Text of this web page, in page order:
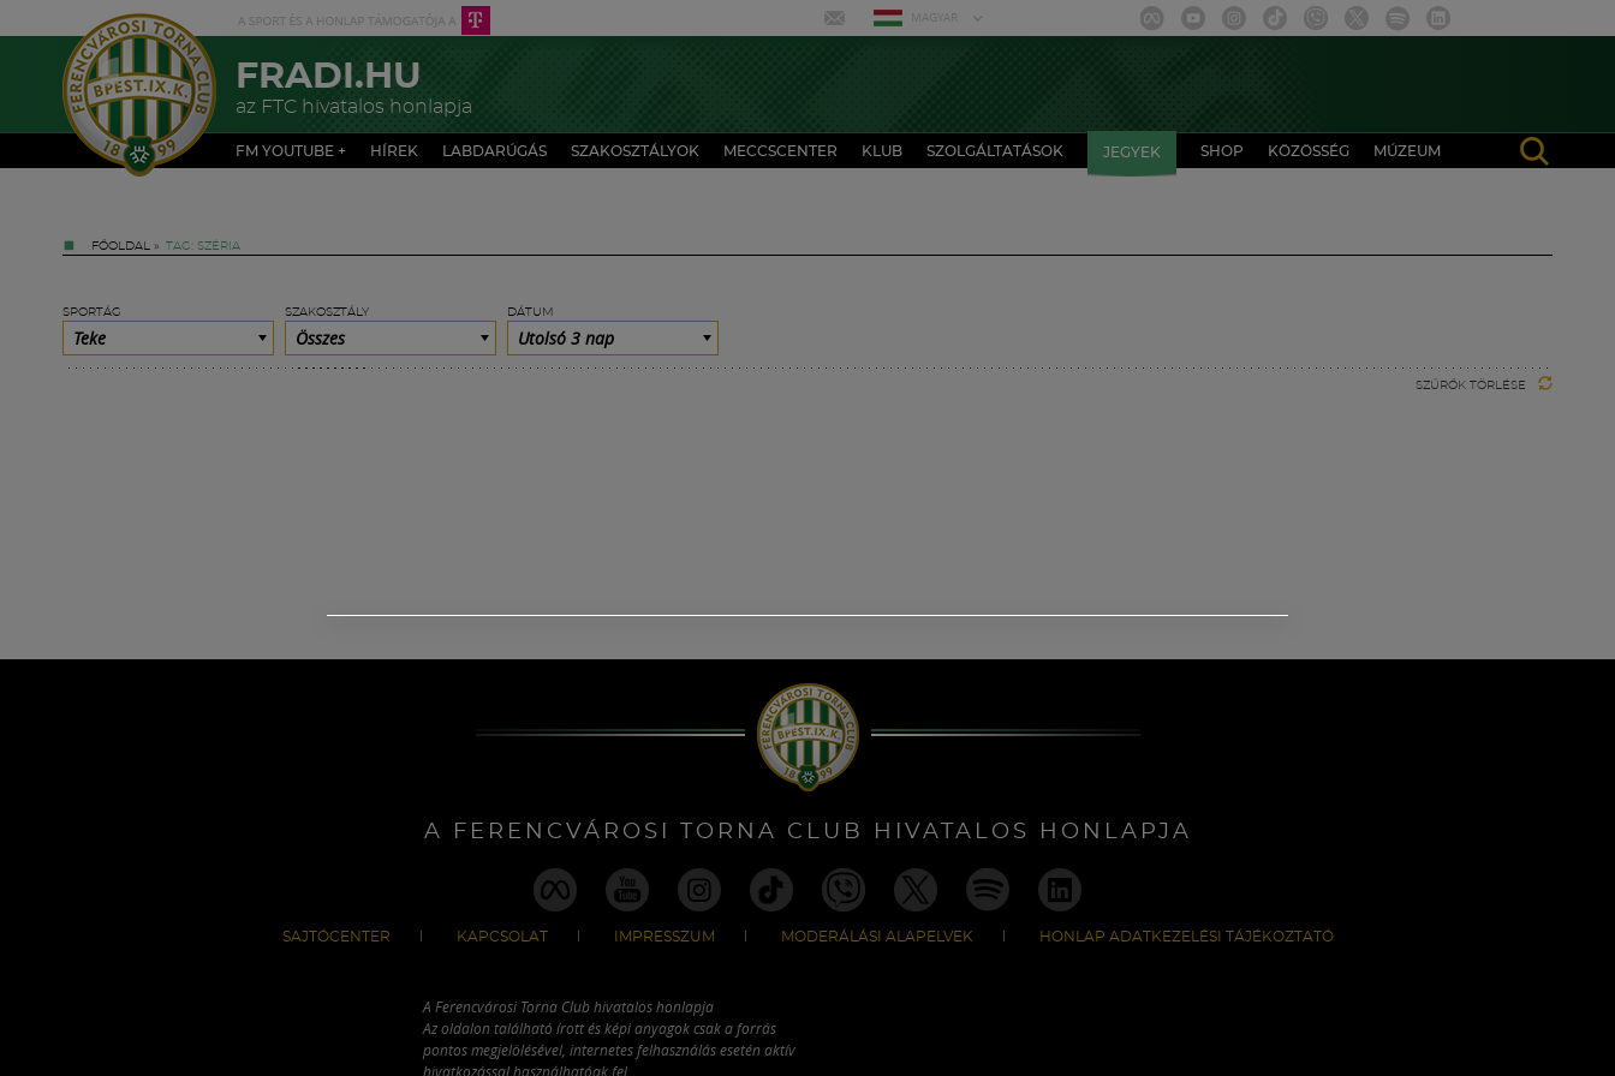
MAGYAR
FRADI.HU
az FTC hivatalos honlapja
FM YOUTUBE + HÍREK LABDARÚGÁS SZAKOSZTÁLYOK MECCSCENTER KLUB SZOLGÁLTATÁSOK JEGYEK SHOP KÖZÖSSÉG MÚZEUM
FŐOLDAL » TAG: SZÉRIA
SPORTÁG
Teke
SZAKOSZTÁLY
Összes
DÁTUM
Utolsó 3 nap
SZŰRŐK TÖRLÉSE
A FERENCVÁROSI TORNA CLUB HIVATALOS HONLAPJA
SAJTÓCENTER KAPCSOLAT IMPRESSZUM MODERÁLÁSI ALAPELVEK HONLAP ADATKEZELÉSI TÁJÉKOZTATÓ
A Ferencvárosi Torna Club hivatalos honlapja
Az oldalon található írott és képi anyagok csak a forrás
pontos megjelölésével, internetes felhasználás esetén aktív
hivatkozással használhatóak fel.